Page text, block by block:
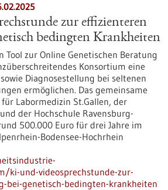
zur effizienteren
bedingten Krankheiten
Tool zur Online Genetischen Beratung
Konsortium eine
Diagnosestellung bei seltenen
ermöglichen. Das gemeinsame
Labormedizin St.Gallen, der
der Hochschule Ravensburg-
500.000 Euro für drei Jahre im
Bodensee-Hochrhein
ki-und-videosprechstunde-zur-
bei-genetisch-bedingten-krankheiten